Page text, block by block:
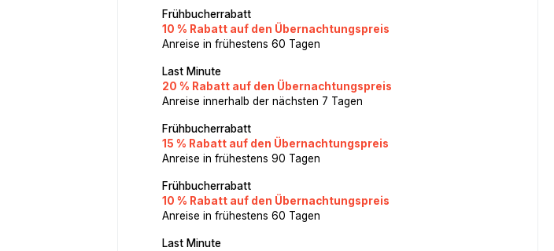
Frühbucherrabatt
10 % Rabatt auf den Übernachtungspreis
Anreise in frühestens 60 Tagen
Last Minute
20 % Rabatt auf den Übernachtungspreis
Anreise innerhalb der nächsten 7 Tagen
Frühbucherrabatt
15 % Rabatt auf den Übernachtungspreis
Anreise in frühestens 90 Tagen
Frühbucherrabatt
10 % Rabatt auf den Übernachtungspreis
Anreise in frühestens 60 Tagen
Last Minute